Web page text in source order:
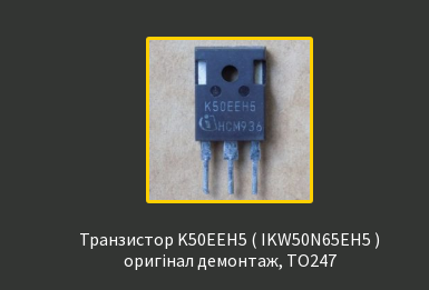
Транзистор K50EEH5 ( IKW50N65EH5 )
оригінал демонтаж, TO247